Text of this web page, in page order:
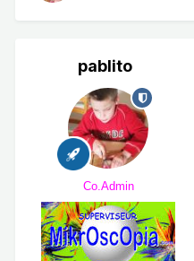
pablito
Co.Admin